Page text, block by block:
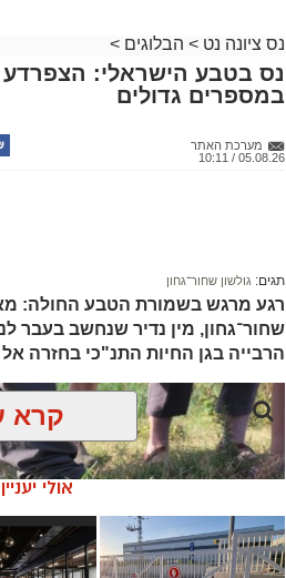
⇐וואטסאפ נס ציונה נט -
נס ציונה נט > הבלוגים >
נס בטבע הישראלי:
במספרים גדולים
מערכת האתר
05.08.26 / 10:11
תגים: גולשון שחור־גחון
רגע מרגש בשמורת הטבע החולה:
שחור־גחון, מין נדיר שנחשב בעבר
הרבייה בגן החיות התנ"כי בחזרה
קרא
אולי